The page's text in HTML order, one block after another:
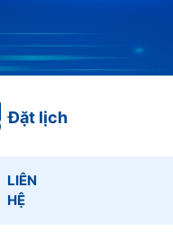
Đặt lịch
LIÊN
HỆ